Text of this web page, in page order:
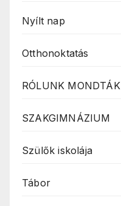
Nyílt nap
Otthonoktatás
RÓLUNK MONDTÁK
SZAKGIMNÁZIUM
Szülők iskolája
Tábor